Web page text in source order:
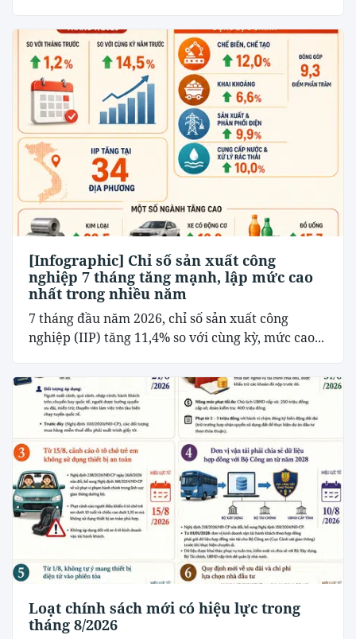
[Infographic] Chỉ số sản xuất công
nghiệp 7 tháng tăng mạnh, lập mức cao
nhất trong nhiều năm
7 tháng đầu năm 2026, chỉ số sản xuất công
nghiệp (IIP) tăng 11,4% so với cùng kỳ, mức cao...
Loạt chính sách mới có hiệu lực trong
tháng 8/2026